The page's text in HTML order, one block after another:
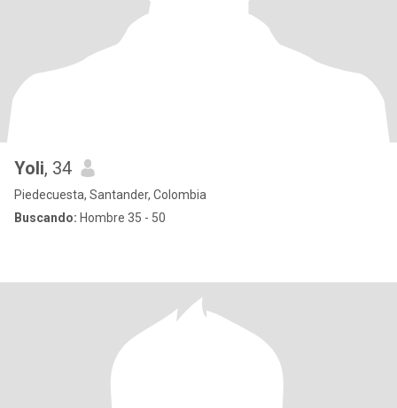
Yoli, 34
Piedecuesta, Santander, Colombia
Buscando: Hombre 35 - 50